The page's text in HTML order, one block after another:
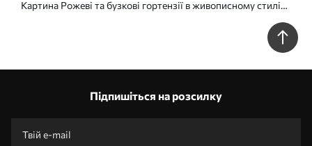
Картина Рожеві та бузкові гортензії в живописному стилі
Підпишіться на розсилку